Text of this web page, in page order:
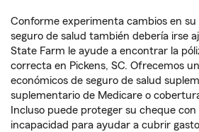
Conforme experimenta cambios en
seguro de salud también debería irse
State Farm le ayude a encontrar la
correcta en Pickens, SC. Ofrecemos
económicos de seguro de salud
suplementario de Medicare o
Incluso puede proteger su cheque con
incapacidad para ayudar a cubrir